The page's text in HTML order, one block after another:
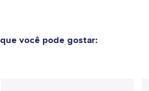
que você pode gostar: